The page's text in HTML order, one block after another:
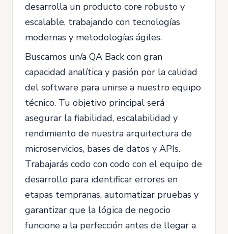
desarrolla un producto core robusto y
escalable, trabajando con tecnologías
modernas y metodologías ágiles.
Buscamos un/a QA Back con gran
capacidad analítica y pasión por la calidad
del software para unirse a nuestro equipo
técnico. Tu objetivo principal será
asegurar la fiabilidad, escalabilidad y
rendimiento de nuestra arquitectura de
microservicios, bases de datos y APIs.
Trabajarás codo con codo con el equipo de
desarrollo para identificar errores en
etapas tempranas, automatizar pruebas y
garantizar que la lógica de negocio
funcione a la perfección antes de llegar a